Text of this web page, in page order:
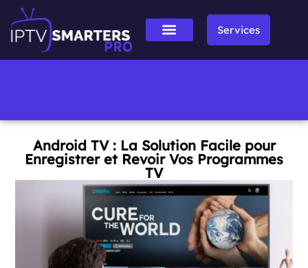
Services
Android TV : La Solution Facile pour
Enregistrer et Revoir Vos Programmes
TV